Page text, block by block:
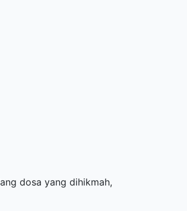
dosa yang dihikmah,